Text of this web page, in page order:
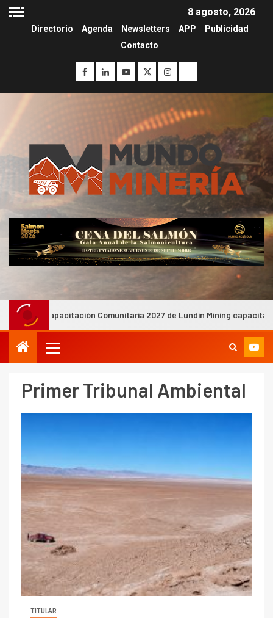
8 agosto, 2026
Directorio Agenda Newsletters APP
Publicidad
Contacto
2027 de Lundin Mining capacitará a más de 400 personas
Primer Tribunal Ambiental
TITULAR